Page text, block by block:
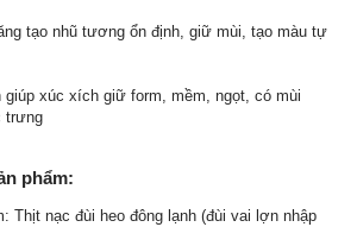
tạo nhũ tương ổn định, giữ mùi, tạo màu tự
giúp xúc xích giữ form, mềm, ngọt, có mùi
trưng
phẩm:
Thịt nạc đùi heo đông lạnh (đùi vai lợn nhập